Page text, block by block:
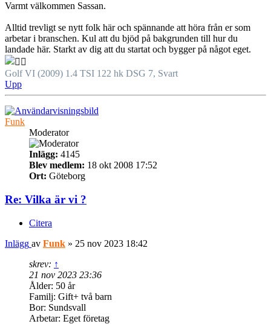
Varmt välkommen Sassan.
Alltid trevligt se nytt folk här och spännande att höra från er som
arbetar i branschen. Kul att du bjöd på bakgrunden till hur du
landade här. Starkt av dig att du startat och bygger på något eget.
Golf VI (2009) 1.4 TSI 122 hk DSG 7, Svart
Upp
Funk
Moderator
Inlägg: 4145
Blev medlem: 18 okt 2008 17:52
Ort: Göteborg
Re: Vilka är vi ?
Citera
Inlägg av Funk » 25 nov 2023 18:42
skrev: ↑
21 nov 2023 23:36
Ålder: 50 år
Familj: Gift+ två barn
Bor: Sundsvall
Arbetar: Eget företag